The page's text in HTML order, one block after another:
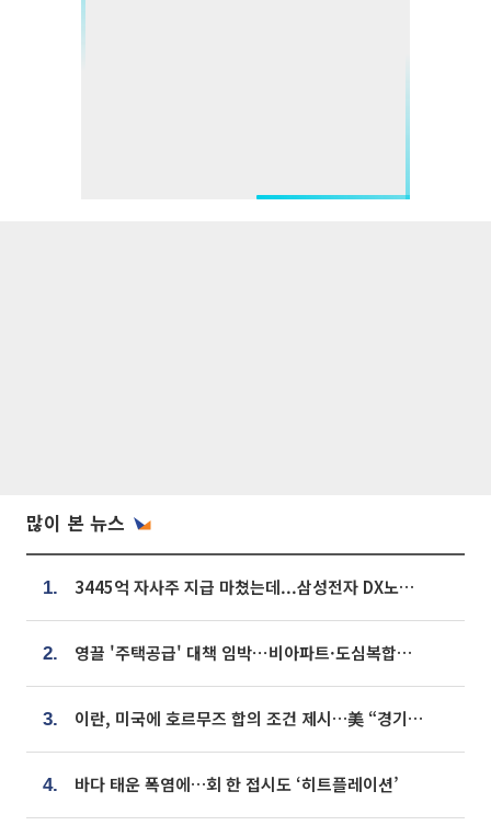
많이 본 뉴스
1. 3445억 자사주 지급 마쳤는데...삼성전자 DX노조, 뒤늦은 '떼쓰기 집회'
2. 영끌 '주택공급' 대책 임박⋯비아파트·도심복합까지 총동원
3. 이란, 미국에 호르무즈 합의 조건 제시…美 “경기 아직 안 끝나” [종합]
4. 바다 태운 폭염에…회 한 접시도 ‘히트플레이션’